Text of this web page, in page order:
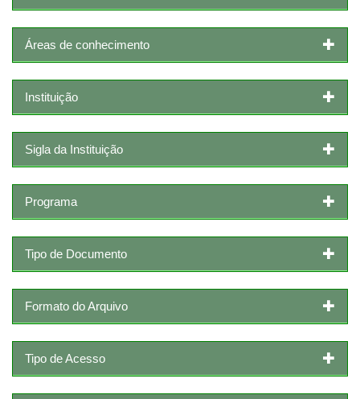
Áreas de conhecimento
Instituição
Sigla da Instituição
Programa
Tipo de Documento
Formato do Arquivo
Tipo de Acesso